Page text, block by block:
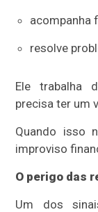
acompanha
resolve
Ele trabalha
precisa ter um
Quando isso
improviso
O perigo das
Um dos